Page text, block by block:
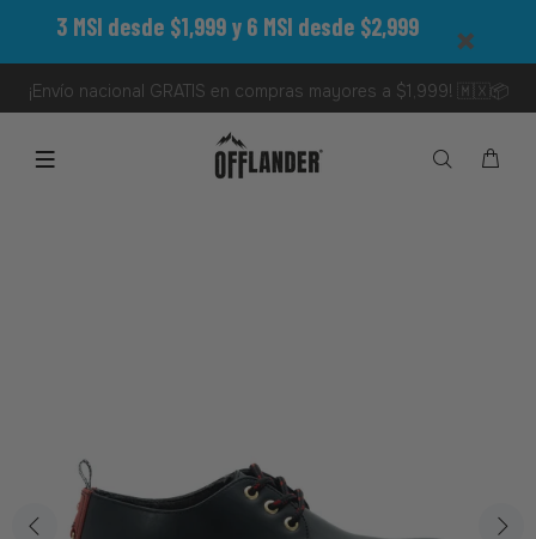
3 MSI desde $1,999 y 6 MSI desde $2,999
¡Envío nacional GRATIS en compras mayores a $1,999! 🇲🇽📦